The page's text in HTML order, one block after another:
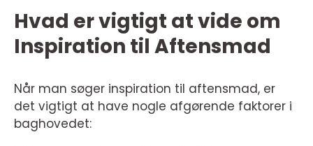
Hvad er vigtigt at vide om
Inspiration til Aftensmad
Når man søger inspiration til aftensmad, er
det vigtigt at have nogle afgørende faktorer i
baghovedet: